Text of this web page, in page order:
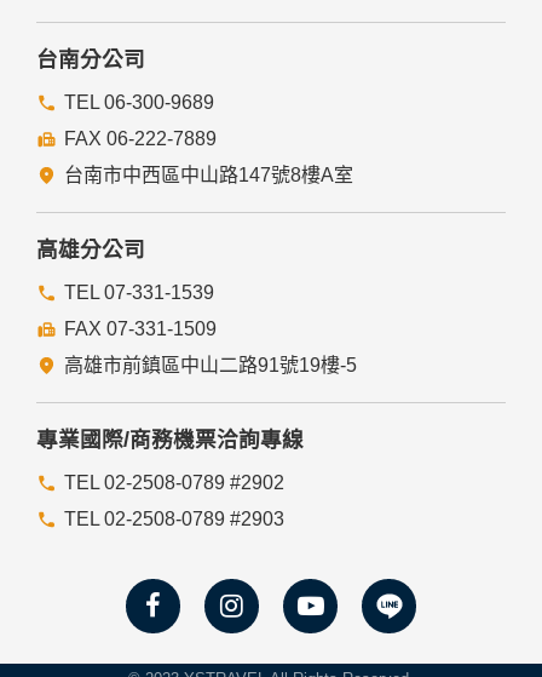
本網站委託廠商協助蒐集、處理或利用您的個人資料時，將對
委外廠商或個人善盡監督管理之責。
六、Cookie之使用
為了提供您最佳的服務，本網站會在您的電腦中放置並取用我
們的Cookie，若您不願接受Cookie的寫入，您可在您使用的
瀏覽器功能項中設定隱私權等級為高，即可拒絕Cookie的寫
七、隱私權保護政策之修正
款將刊登於網站上。
台南分公司
TEL 06-300-9689
FAX 06-222-7889
台南市中西區中山路147號8樓A室
高雄分公司
TEL 07-331-1539
FAX 07-331-1509
高雄市前鎮區中山二路91號19樓-5
專業國際/商務機票洽詢專線
TEL 02-2508-0789 #2902
TEL 02-2508-0789 #2903